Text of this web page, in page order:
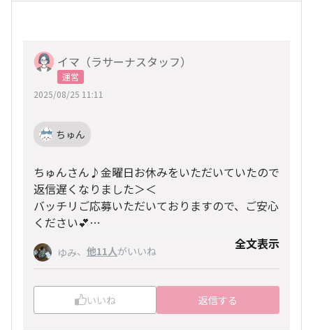
イマ（ラサーナスタッフ）
運営
2025/08/25 11:11
ちゅん
ちゅんさん♪金曜日お休みをいただいていたので
返信遅くなりました＞＜
バッチリご応募いただいておりますので、ご安心
ください💕
ヘアケア診断では、毛髪の太さ・強度などを正確
に測定するため、 ワックスや固まるタイプのス
プレーなど髪をコーティングしてしまう整髪料は
できるだけお控えいただければと思います。 ヘ
アエッセンスやヘアミルク等はいつも通りご使用
ゆみ、 他11人がいいね 全文表示
いいね 返信する